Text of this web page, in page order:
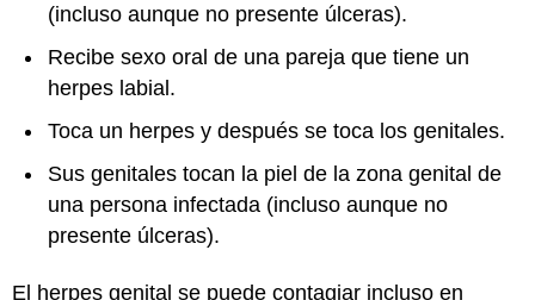
(incluso aunque no presente úlceras).
Recibe sexo oral de una pareja que tiene un
herpes labial.
Toca un herpes y después se toca los genitales.
Sus genitales tocan la piel de la zona genital de
una persona infectada (incluso aunque no
presente úlceras).
El herpes genital se puede contagiar incluso en